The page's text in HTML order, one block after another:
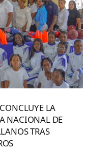
LA
NACIONAL DE
TRAS